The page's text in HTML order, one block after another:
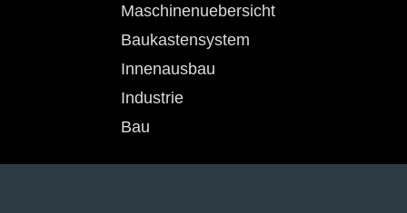
Maschinenuebersicht
Baukastensystem
Innenausbau
Industrie
Bau